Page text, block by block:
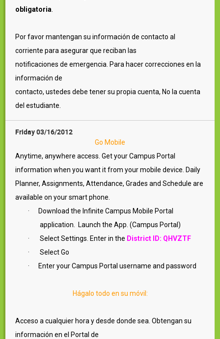
obligatoria
Por favor mantengan su información de contacto al
corriente para asegurar que reciban las
notificaciones de emergencia. Para hacer correcciones en la
información de
contacto, ustedes debe tener su propia cuenta, No la cuenta
del estudiante.
Friday 03/16/2012
Go Mobile
Anytime, anywhere access. Get your Campus Portal
information when you want it from your mobile device. Daily
Planner, Assignments, Attendance, Grades and Schedule are
available on your smart phone.
·
Download the Infinite Campus Mobile Portal
application. Launch the App. (Campus Portal)
·
Select Settings. Enter in the District ID: QHVZTF
·
Select Go
·
Enter your Campus Portal username and password
Hágalo todo en su móvil:
Acceso a cualquier hora y desde donde sea. Obtengan su
información en el Portal de